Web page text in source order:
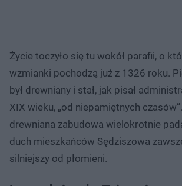
Życie toczyło się tu wokół parafii, o
wzmianki pochodzą już z 1326 roku.
był drewniany i stał, jak pisał
XIX wieku, „od niepamiętnych
drewniana zabudowa wielokrotnie
duch mieszkańców Sędziszowa
silniejszy od płomieni.